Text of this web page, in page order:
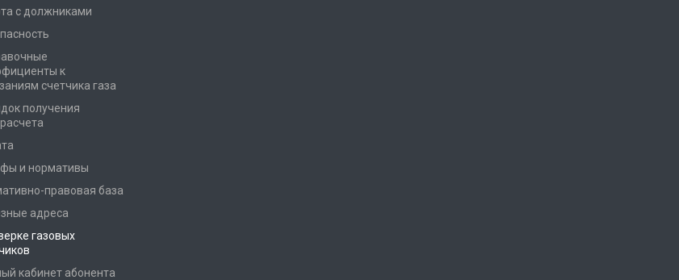
с должниками
к
счетчика газа
получения
и нормативы
правовая база
адреса
газовых
кабинет абонента